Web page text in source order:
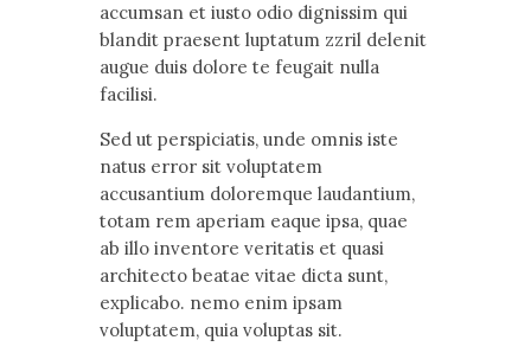
accumsan et iusto odio dignissim qui
blandit praesent luptatum zzril delenit
augue duis dolore te feugait nulla
facilisi.
Sed ut perspiciatis, unde omnis iste
natus error sit voluptatem
accusantium doloremque laudantium,
totam rem aperiam eaque ipsa, quae
ab illo inventore veritatis et quasi
architecto beatae vitae dicta sunt,
explicabo. nemo enim ipsam
voluptatem, quia voluptas sit.